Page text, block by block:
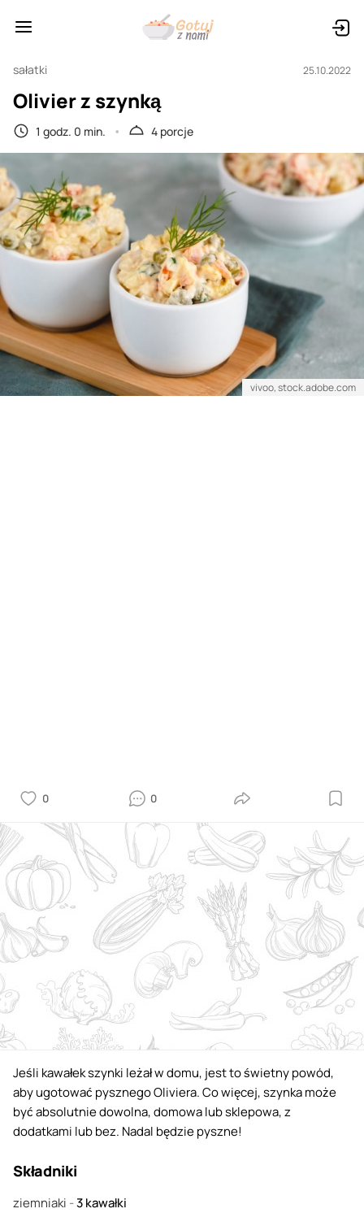
sałatki 25.10.2022
Olivier z szynką
1 godz. 0 min. 4 porcje
vivoo, stock.adobe.com
0 0
Jeśli kawałek szynki leżał w domu, jest to świetny powód,
aby ugotować pysznego Oliviera. Co więcej, szynka może
być absolutnie dowolna, domowa lub sklepowa, z
dodatkami lub bez. Nadal będzie pyszne!
Składniki
ziemniaki -3kawałki